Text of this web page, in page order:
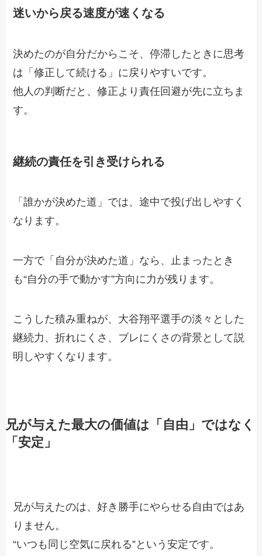
迷いから戻る速度が速くなる
決めたのが自分だからこそ、停滞したときに思考
は「修正して続ける」に戻りやすいです。
他人の判断だと、修正より責任回避が先に立ちま
す。
継続の責任を引き受けられる
「誰かが決めた道」では、途中で投げ出しやすく
なります。
一方で「自分が決めた道」なら、止まったとき
も“自分の手で動かす”方向に力が残ります。
こうした積み重ねが、大谷翔平選手の淡々とした
継続力、折れにくさ、ブレにくさの背景として説
明しやすくなります。
兄が与えた最大の価値は「自由」ではなく
「安定」
兄が与えたのは、好き勝手にやらせる自由ではあ
りません。
“いつも同じ空気に戻れる”という安定です。